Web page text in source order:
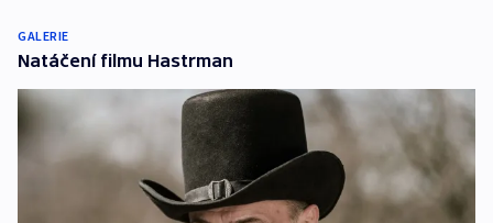
GALERIE
Natáčení filmu Hastrman